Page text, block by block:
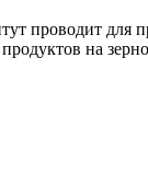
для
на